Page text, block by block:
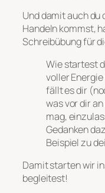
Und damit auch du
Handeln kommst,
Schreibübung für
Wie startest
voller
fällt es dir
was vor dir
mag,
Gedanken
Beispiel zu
Damit starten wir
begleitest!